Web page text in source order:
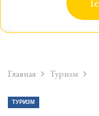
Главная Туризм
ТУРИЗМ